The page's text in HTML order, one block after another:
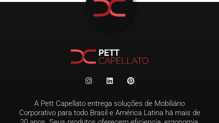
A Pett Capellato entrega soluções de Mobiliário
Corporativo para todo Brasil e América Latina há mais de